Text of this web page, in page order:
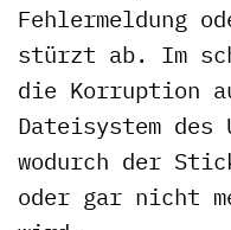
Fehlermeldung
stürzt ab. Im
die Korruption
Dateisystem
wodurch der
oder gar nicht